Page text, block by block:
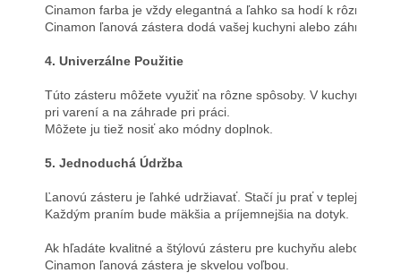
Cinamon farba je vždy elegantná a ľahko sa hodí k rôznym
Cinamon ľanová zástera dodá vašej kuchyni alebo záhrade
4. Univerzálne Použitie
Túto zásteru môžete využiť na rôzne spôsoby. V kuchyni vás
pri varení a na záhrade pri práci.
Môžete ju tiež nosiť ako módny doplnok.
5. Jednoduchá Údržba
Ľanovú zásteru je ľahké udržiavať. Stačí ju prať v teplej vode
Každým praním bude mäkšia a príjemnejšia na dotyk.
Ak hľadáte kvalitné a štýlovú zásteru pre kuchyňu alebo
Cinamon ľanová zástera je skvelou voľbou.